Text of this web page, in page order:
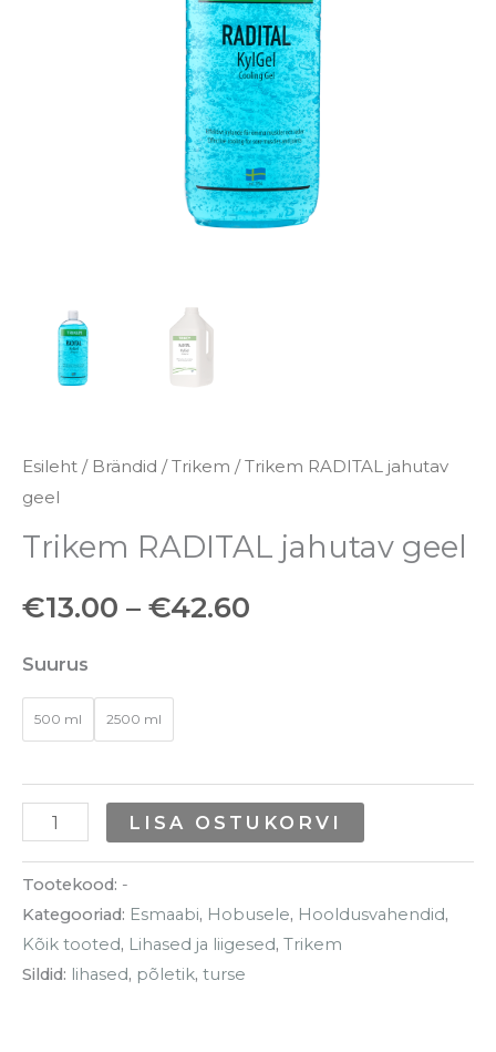
Esileht / Brändid /Trikem / Trikem RADITAL jahutav
geel
Trikem RADITAL jahutav geel
€13.00 – €42.60
€42.60
Suurus
500 ml 2500 ml
LISA OSTUKORVI
Tootekood: -
Kategooriad: Esmaabi, Hobusele, Hooldusvahendid,
Kõik tooted, Lihased ja liigesed, Trikem
Sildid: lihased, põletik, turse